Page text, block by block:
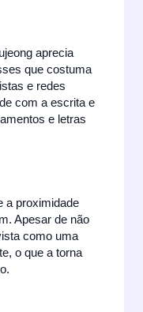
aprecia
que costuma
e redes
com a escrita e
e letras
a proximidade
Apesar de não
como uma
o que a torna